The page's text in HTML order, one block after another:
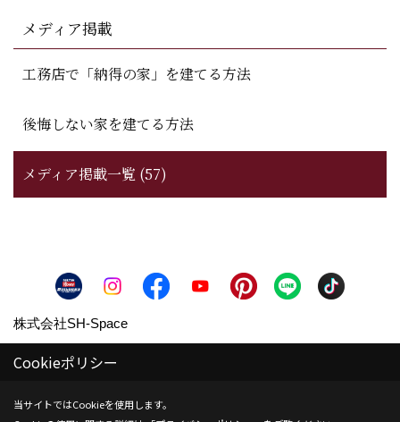
メディア掲載
工務店で「納得の家」を建てる方法
後悔しない家を建てる方法
メディア掲載一覧 (57)
株式会社SH-Space
TEL：04-2902-6070
Cookieポリシー
当サイトではCookieを使用します。